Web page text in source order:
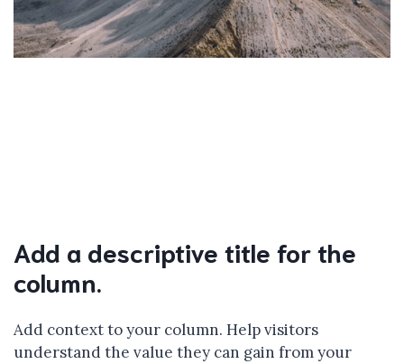
Add a descriptive title for the
column.
Add context to your column. Help visitors
understand the value they can gain from your